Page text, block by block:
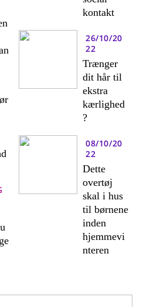
kontakt
26/10/20
22
Trænger
dit hår til
ekstra
kærlighed
?
08/10/20
22
Dette
overtøj
skal i hus
til børnene
inden
hjemmevi
nteren